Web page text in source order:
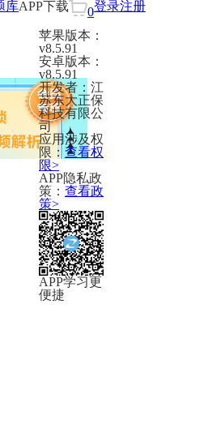
登录注册
库APP下载
苹果版本：
v8.5.91
安卓版本：
v8.5.91
开发者：江
苏东大正保
科技有限公
司
应用涉及权
限： 查看权
限>
APP隐私政
策： 查看政
策>
APP学习更
便捷
0